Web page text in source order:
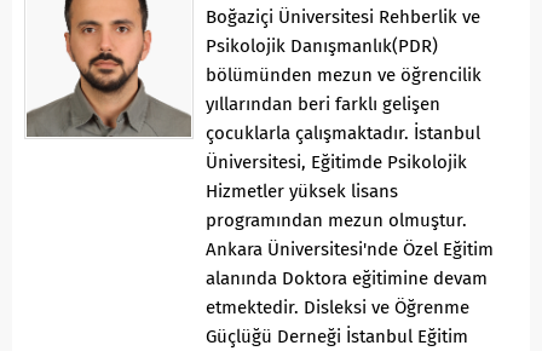
Boğaziçi Üniversitesi Rehberlik ve
Psikolojik Danışmanlık(PDR)
bölümünden mezun ve öğrencilik
yıllarından beri farklı gelişen
çocuklarla çalışmaktadır. İstanbul
Üniversitesi, Eğitimde Psikolojik
Hizmetler yüksek lisans
programından mezun olmuştur.
Ankara Üniversitesi'nde Özel Eğitim
alanında Doktora eğitimine devam
etmektedir. Disleksi ve Öğrenme
Güçlüğü Derneği İstanbul Eğitim